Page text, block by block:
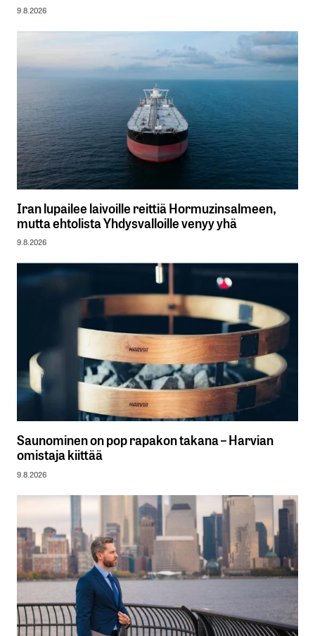
9.8.2026
Iran lupailee laivoille reittiä Hormuzinsalmeen,
mutta ehtolista Yhdysvalloille venyy yhä
9.8.2026
Saunominen on pop rapakon takana – Harvian
omistaja kiittää
9.8.2026